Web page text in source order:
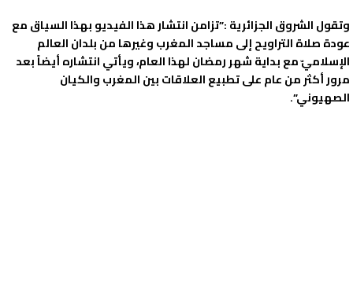
وتقول الشروق الجزائرية :”تزامن انتشار هذا الفيديو بهذا السياق مع
عودة صلاة التراويح إلى مساجد المغرب وغيرها من بلدان العالم
الإسلاميّ مع بداية شهر رمضان لهذا العام، ويأتي انتشاره أيضاً بعد
مرور أكثر من عام على تطبيع العلاقات بين المغرب والكيان
الصهيوني”.